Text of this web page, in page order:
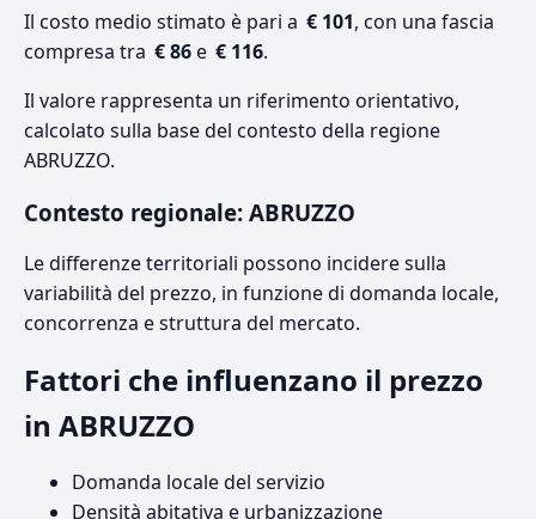
Il costo medio stimato è pari a € 101, con una fascia
compresa tra € 86e € 116.
Il valore rappresenta un riferimento orientativo,
calcolato sulla base del contesto della regione
ABRUZZO.
Contesto regionale: ABRUZZO
Le differenze territoriali possono incidere sulla
variabilità del prezzo, in funzione di domanda locale,
concorrenza e struttura del mercato.
Fattori che influenzano il prezzo
in ABRUZZO
Domanda locale del servizio
Densità abitativa e urbanizzazione